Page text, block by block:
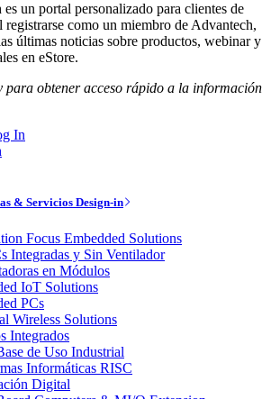
un portal personalizado para clientes de
como un miembro de Advantech,
últimas noticias sobre productos, webinar y
en eStore.
para obtener acceso rápido a la información
In
& Servicios Design-in
Focus Embedded Solutions
Integradas y Sin Ventilador
en Módulos
IoT Solutions
PCs
Wireless Solutions
Integrados
de Uso Industrial
Informáticas RISC
Digital